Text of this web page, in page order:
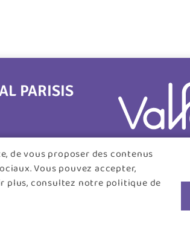
de vous proposer des contenus
Vous pouvez accepter,
plus, consultez notre politique de
PARISIS